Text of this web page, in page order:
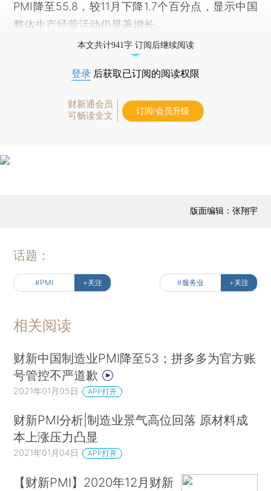
PMI降至55.8，较11月下降1.7个百分点，显示中国
整体生产经营活动仍显著增长。
本文共计941字 订阅后继续阅读
登录 后获取已订阅的阅读权限
财新通会员
可畅读全文
订阅/会员升级
版面编辑：张翔宇
话题：
#PMI +关注 #服务业 +关注
相关阅读
财新中国制造业PMI降至53；拼多多为官方账
号管控不严道歉
2021年01月05日 APP打开
财新PMI分析|制造业景气高位回落 原材料成
本上涨压力凸显
2021年01月04日 APP打开
【财新PMI】2020年12月财新